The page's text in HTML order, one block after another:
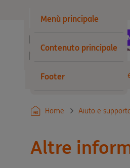
Menù principale
Contenuto principale
Footer
Privati
Wholesale
Conto Corrente
Home Aiuto e
Altre